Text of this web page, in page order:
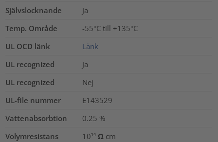
Självslocknande
Ja
Temp. Område
-55°C till +135°C
UL OCD länk
Länk
UL recognized
Ja
UL recognized
Nej
UL-file nummer
E143529
Vattenabsorbtion
0.25 %
Volymresistans
10¹⁴ Ω cm